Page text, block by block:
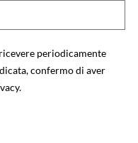
periodicamente
confermo di aver
.